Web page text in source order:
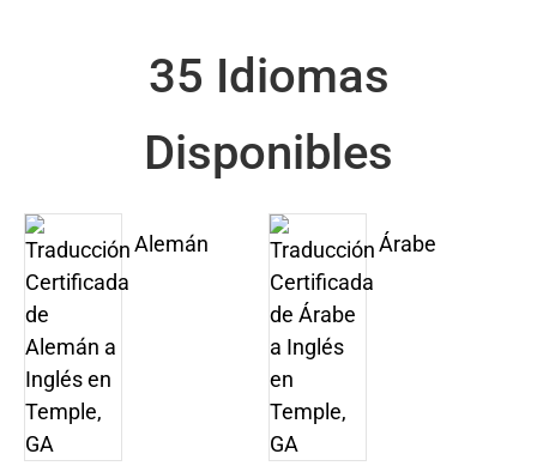
35 Idiomas
Disponibles
Alemán Árabe